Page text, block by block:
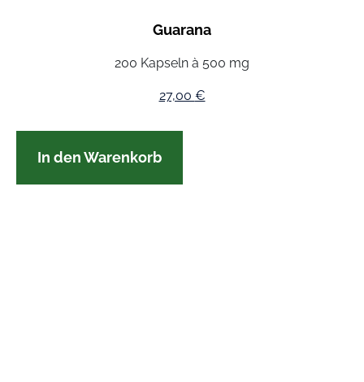
Guarana
200 Kapseln à 500 mg
27,00 €
In den Warenkorb